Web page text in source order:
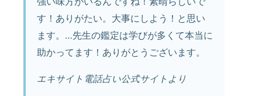
す！ありがたい。大事にしよう！と思い
ます。…先生の鑑定は学びが多くて本当に
助かってます！ ありがとうございます。
エキサイト電話占い公式サイトより